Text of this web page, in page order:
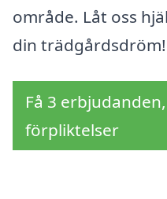
område. Låt oss
din trädgårdsdröm!
Få 3
förpliktelser